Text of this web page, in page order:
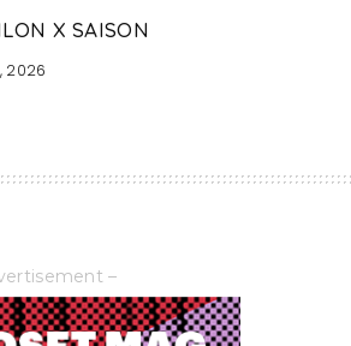
X SAISON
2026
–